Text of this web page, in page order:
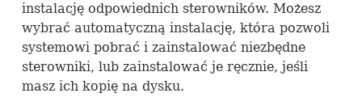
instalację odpowiednich sterowników. Możesz
wybrać automatyczną instalację, która pozwoli
systemowi pobrać i zainstalować niezbędne
sterowniki, lub zainstalować je ręcznie, jeśli
masz ich kopię na dysku.